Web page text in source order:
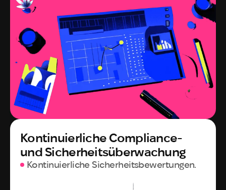
Kontinuierliche Compliance-
und Sicherheitsüberwachung
Kontinuierliche Sicherheitsbewertungen.